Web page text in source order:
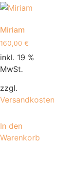
Miriam
160,00 €
inkl. 19 %
MwSt.
zzgl.
Versandkosten
In den
Warenkorb